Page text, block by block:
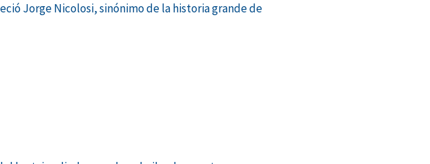
Jorge Nicolosi, sinónimo de la historia grande de